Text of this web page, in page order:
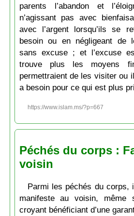
parents l’abandon et
n’agissant pas avec
avec l’argent lorsqu’ils se
besoin ou en négligeant de
sans excuse ; et l’excuse
trouve plus les moyens
permettraient de les visiter ou
a besoin pour ce qui est plus
https://www.islam.ms/?p=667
Péchés du corps :
voisin
Parmi les péchés du corps,
manifeste au voisin, même
croyant bénéficiant d’une